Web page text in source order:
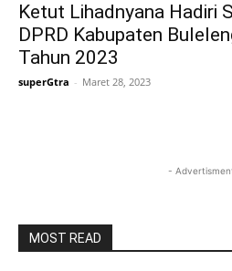
Ketut Lihadnyana Hadiri
DPRD Kabupaten
Tahun 2023
superGtra - Maret 28, 2023
-
MOST READ